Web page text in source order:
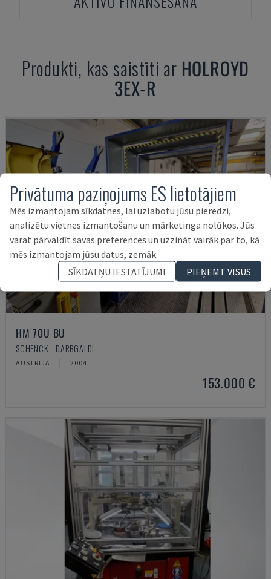
Produkti, kas saistīti ar HOLROYD
3EX-R
HM 70U BU
SCHENCK - DARBGALDI
AUSTRIJA 2004
153.000 €
Privātuma paziņojums ES lietotājiem
Mēs izmantojam sīkdatnes, lai uzlabotu jūsu pieredzi,
analizētu vietnes izmantošanu un mārketinga nolūkos. Jūs
varat pārvaldīt savas preferences un uzzināt vairāk par to, kā
mēs izmantojam jūsu datus, zemāk.
SĪKDATŅU IESTATĪJUMI
PIEŅEMT VISUS